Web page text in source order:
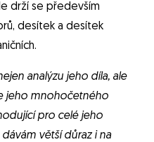
drží se především
desítek a desítek
analýzu jeho díla, ale
jeho mnohočetného
pro celé jeho
větší důraz i na